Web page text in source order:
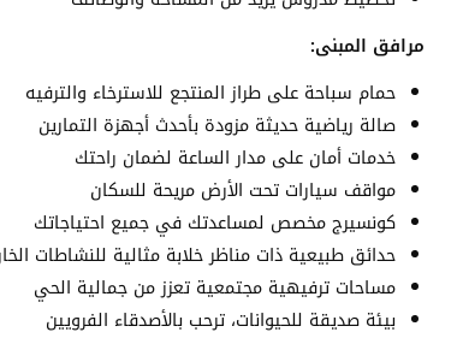
مرافق المبنى:
حمام سباحة على طراز المنتجع للاسترخاء والترفيه
صالة رياضية حديثة مزودة بأحدث أجهزة التمارين
خدمات أمان على مدار الساعة لضمان راحتك
مواقف سيارات تحت الأرض مريحة للسكان
كونسيرج مخصص لمساعدتك في جميع احتياجاتك
حدائق طبيعية ذات مناظر خلابة مثالية للنشاطات
مساحات ترفيهية مجتمعية تعزز من جمالية الحي
بيئة صديقة للحيوانات، ترحب بالأصدقاء الفرويين